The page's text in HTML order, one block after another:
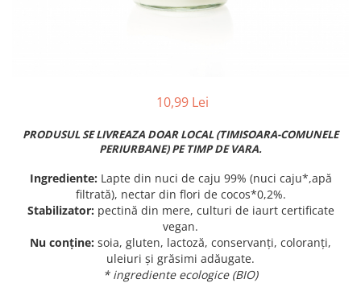
10,99 Lei
PRODUSUL SE LIVREAZA DOAR LOCAL (TIMISOARA-COMUNELE
PERIURBANE) PE TIMP DE VARA.
Ingrediente: Lapte din nuci de caju 99% (nuci caju*,apă
filtrată), nectar din flori de cocos*0,2%.
Stabilizator: pectină din mere, culturi de iaurt certificate
vegan.
Nu conține: soia, gluten, lactoză, conservanți, coloranți,
uleiuri și grăsimi adăugate.
* ingrediente ecologice (BIO)